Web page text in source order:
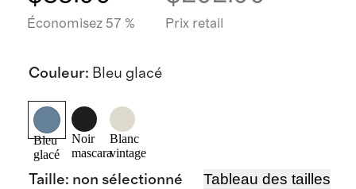
Économisez 57 % Prix retail
Couleur: Bleu glacé
Bleu
glacé
Noir
mascara
Blanc
vintage
Taille: non sélectionné Tableau des tailles